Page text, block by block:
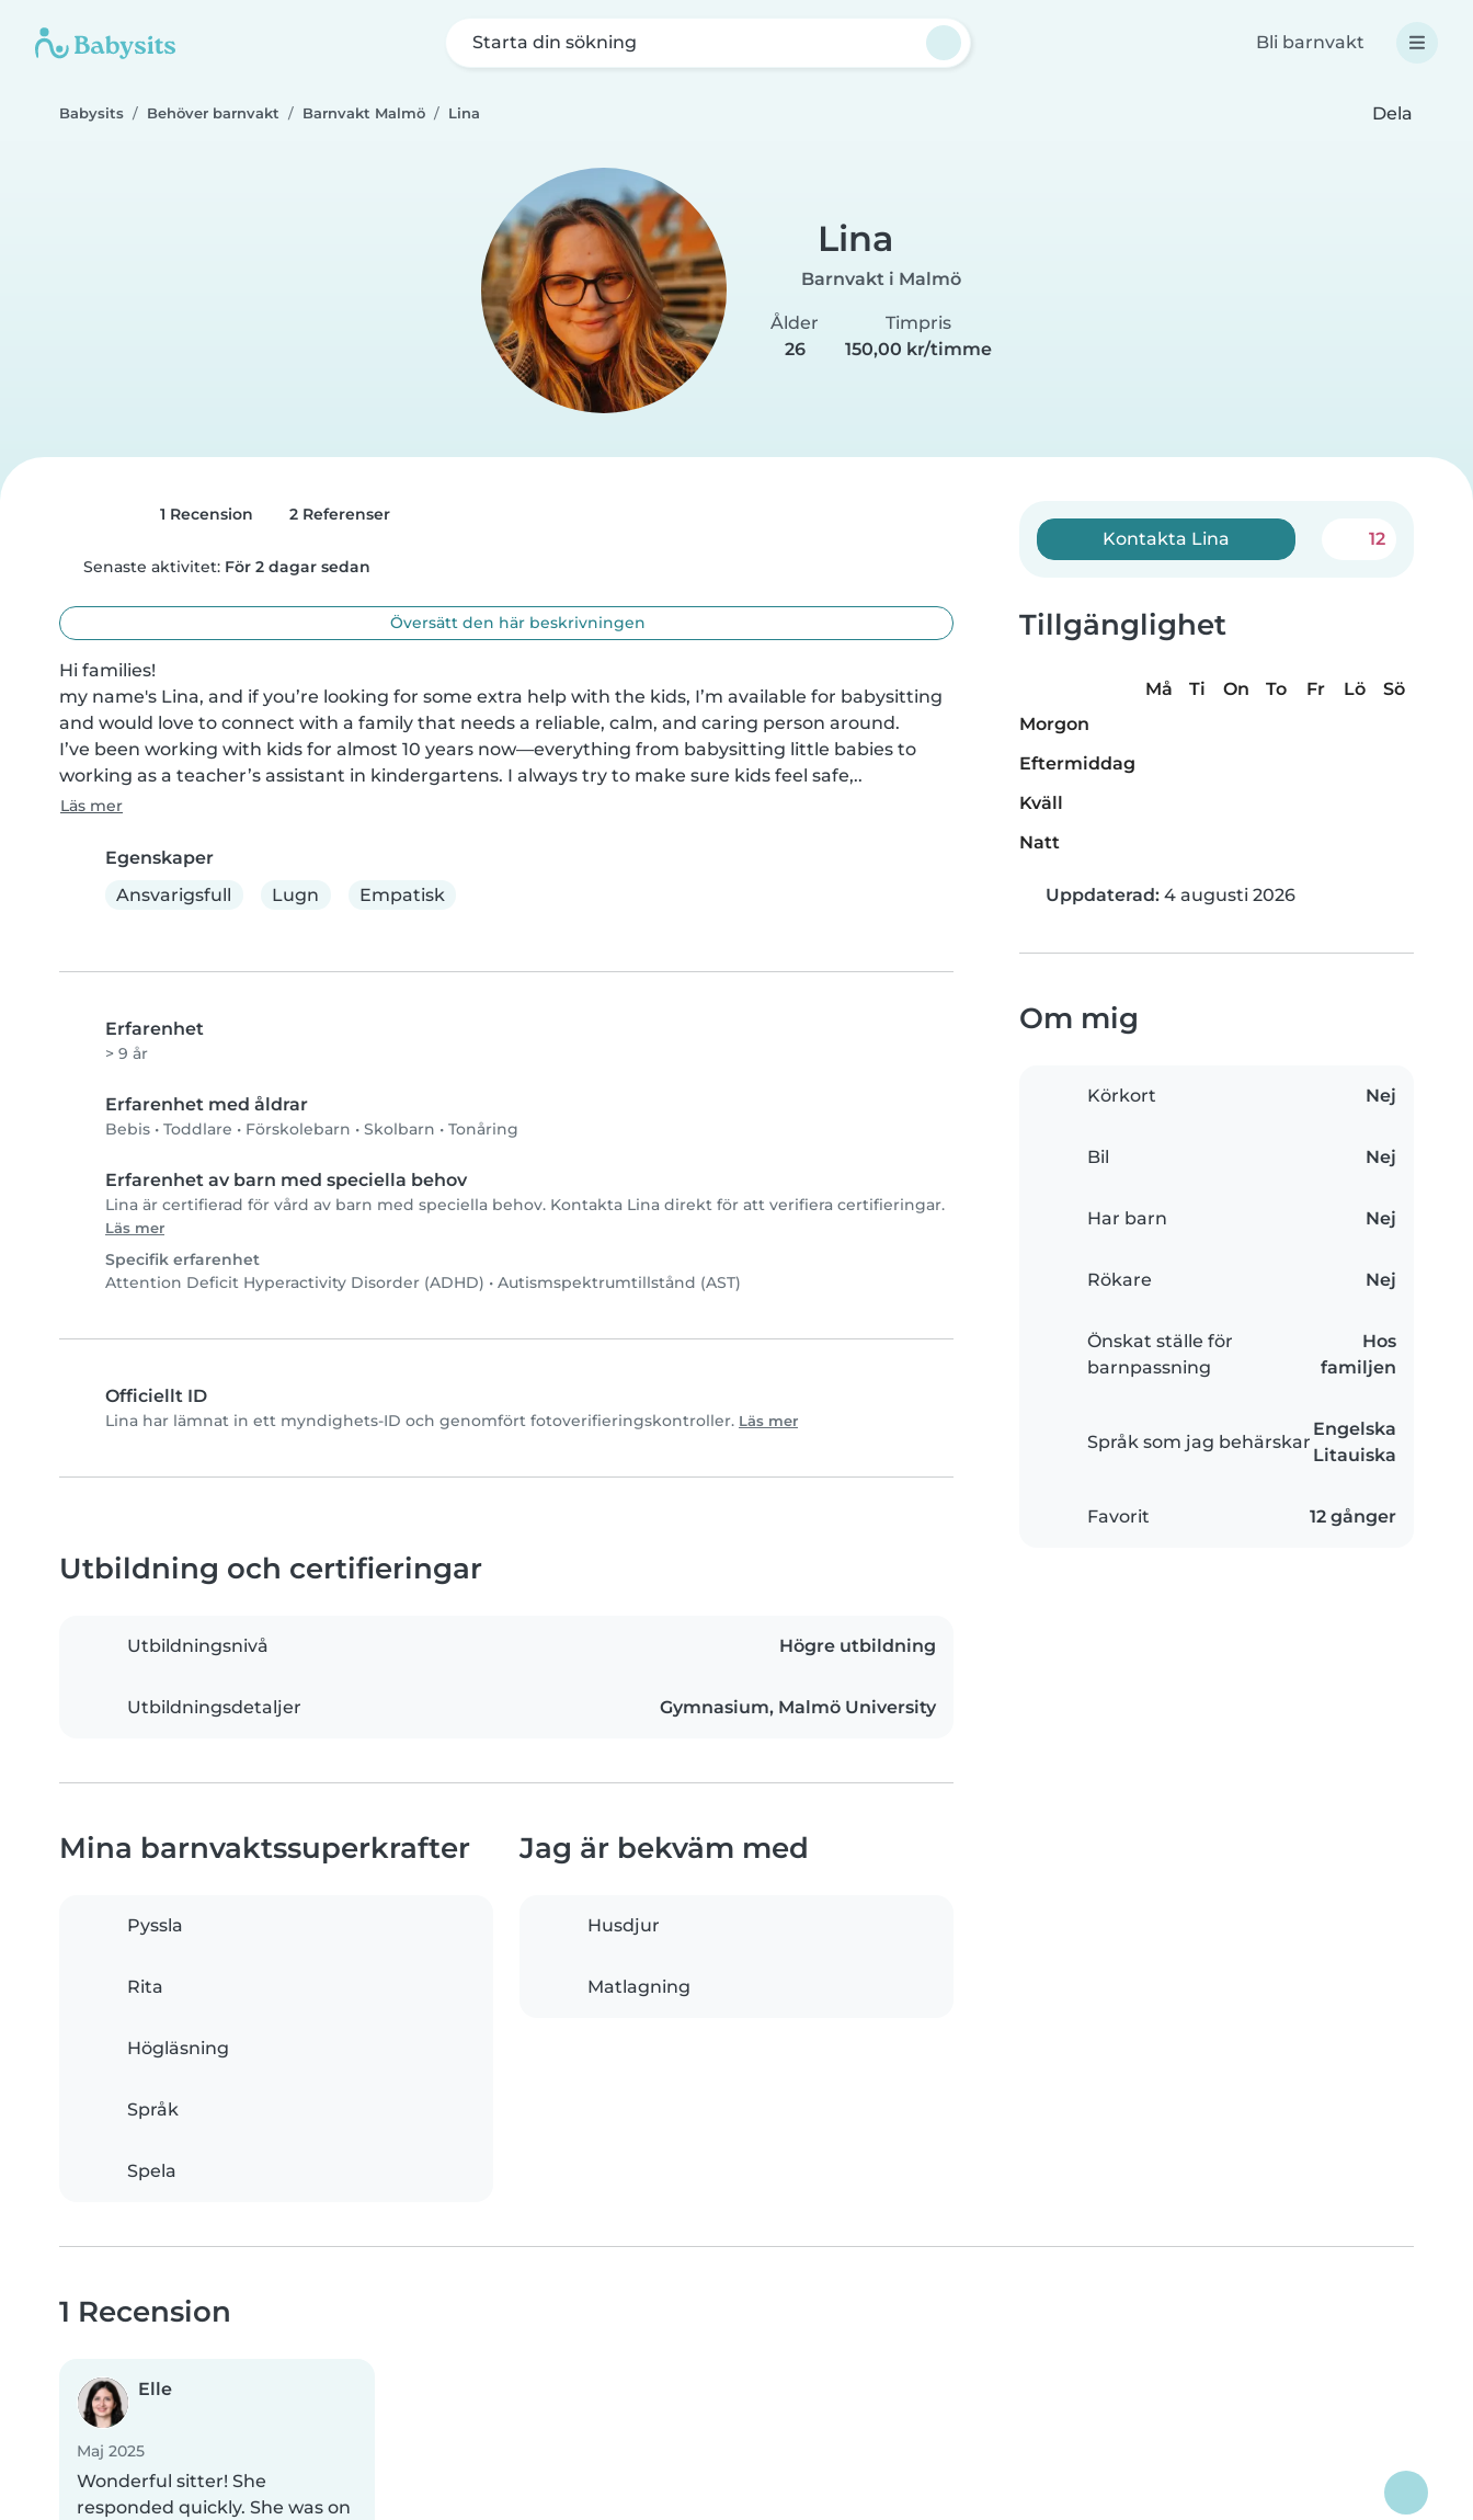
Starta din sökning Bli barnvakt
Babysits Behöver barnvakt Barnvakt Malmö Lina Dela
Lina
Barnvakt i Malmö
Ålder
26
Timpris
150,00 kr/timme
1 Recension 2 Referenser
Senaste aktivitet: För 2 dagar sedan
Översätt den här beskrivningen
Hi families!
my name's Lina, and if you’re looking for some extra help with the kids, I’m available for babysitting
and would love to connect with a family that needs a reliable, calm, and caring person around.
I’ve been working with kids for almost 10 years now—everything from babysitting little babies to
working as a teacher’s assistant in kindergartens. I always try to make sure kids feel safe,..
Läs mer
Egenskaper
Ansvarigsfull
Lugn Empatisk
Erfarenhet
> 9 år
Erfarenhet med åldrar
Bebis • Toddlare • Förskolebarn • Skolbarn • Tonåring
Erfarenhet av barn med speciella behov
Lina är certifierad för vård av barn med speciella behov. Kontakta Lina direkt för att verifiera certifieringar.
Läs mer
Specifik erfarenhet
Attention Deficit Hyperactivity Disorder (ADHD) • Autismspektrumtillstånd (AST)
Officiellt ID
Lina har lämnat in ett myndighets-ID och genomfört fotoverifieringskontroller. Läs mer
Kontakta Lina 12
Tillgänglighet
Må Ti On To Fr Lö
Sö
Morgon
Eftermiddag
Kväll
Natt
Uppdaterad: 4 augusti 2026
Om mig
Körkort Nej
Bil Nej
Har barn Nej
Rökare Nej
Önskat ställe för
barnpassning
Hos
familjen
Språk som jag behärskar
Engelska
Litauiska
Favorit 12 gånger
Utbildning och certifieringar
Utbildningsnivå Högre utbildning
Utbildningsdetaljer Gymnasium, Malmö University
Mina barnvaktssuperkrafter
Pyssla
Rita
Högläsning
Språk
Spela
Jag är bekväm med
Husdjur
Matlagning
1 Recension
Elle
Maj 2025
Wonderful sitter! She
responded quickly. She was on